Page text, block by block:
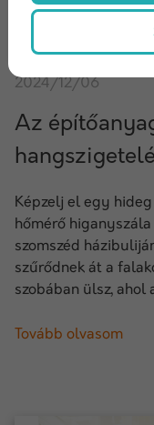
2024/12/06
Az
Képzelj el egy
hőmérő
szomszéd
szűrődnek át a
szobában ülsz, ahol
Tovább olvasom